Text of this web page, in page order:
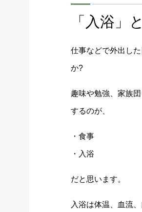
「入浴」
仕事などで外出し
か?
趣味や勉強、家族
するのが、
・食事
・入浴
だと思います。
入浴は体温、血流